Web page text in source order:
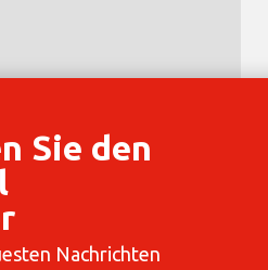
Sie den
Nachrichten